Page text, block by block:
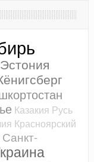
Эстония
Казакия Русь
Красноярский
Санкт-